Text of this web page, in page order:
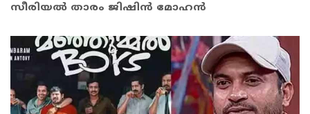
സീരിയല്‍ താരം ജിഷിന്‍ മോഹന്‍